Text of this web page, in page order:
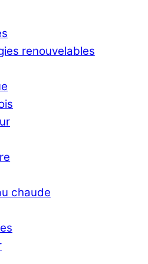
renouvelables
chaude